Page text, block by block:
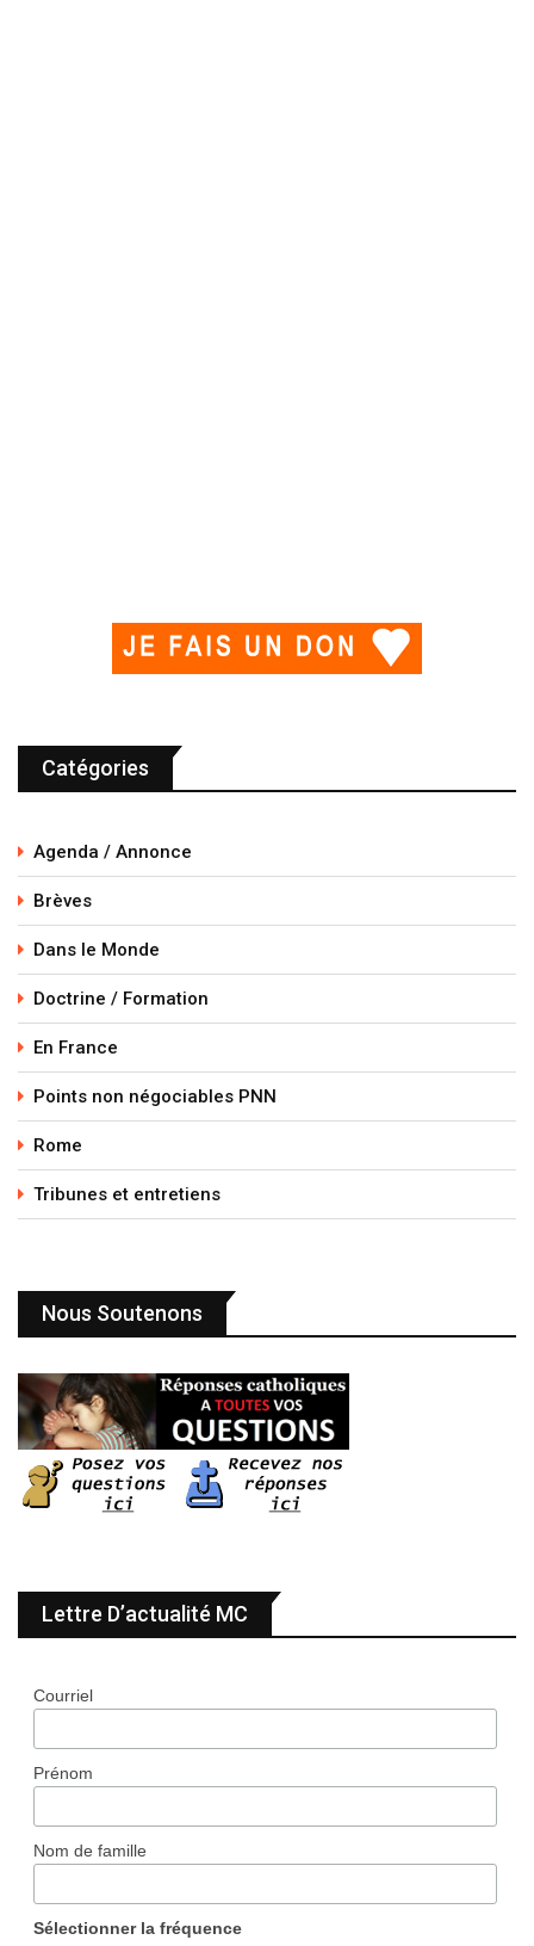
Catégories
Agenda / Annonce
Brèves
Dans le Monde
Doctrine / Formation
En France
Points non négociables PNN
Rome
Tribunes et entretiens
Nous Soutenons
Lettre D’actualité MC
Courriel
Prénom
Nom de famille
Sélectionner la fréquence